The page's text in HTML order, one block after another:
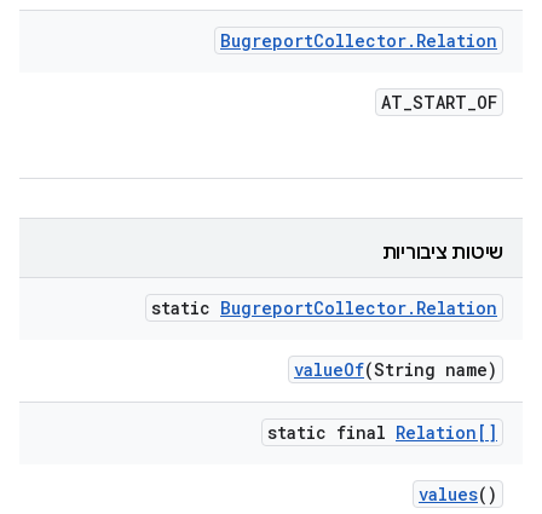
BugreportCollector. Relation
AT_START_OF
שיטות ציבוריות
static BugreportCollector. Relation
valueOf(String name)
static final Relation[]
values()